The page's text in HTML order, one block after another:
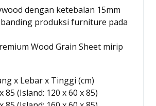
dengan ketebalan 15mm
produksi furniture pada
Wood Grain Sheet mirip
x Lebar x Tinggi (cm)
85 (Island: 120 x 60 x 85)